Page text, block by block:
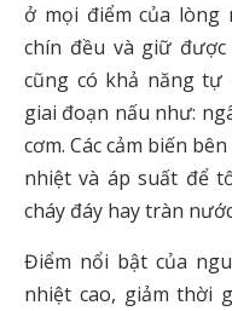
ở mọi điểm của lòng
chín đều và giữ
cũng có khả năng
giai đoạn nấu như:
cơm. Các cảm biến
nhiệt và áp suất để
cháy đáy hay tràn
Điểm nổi bật của
nhiệt cao, giảm thời